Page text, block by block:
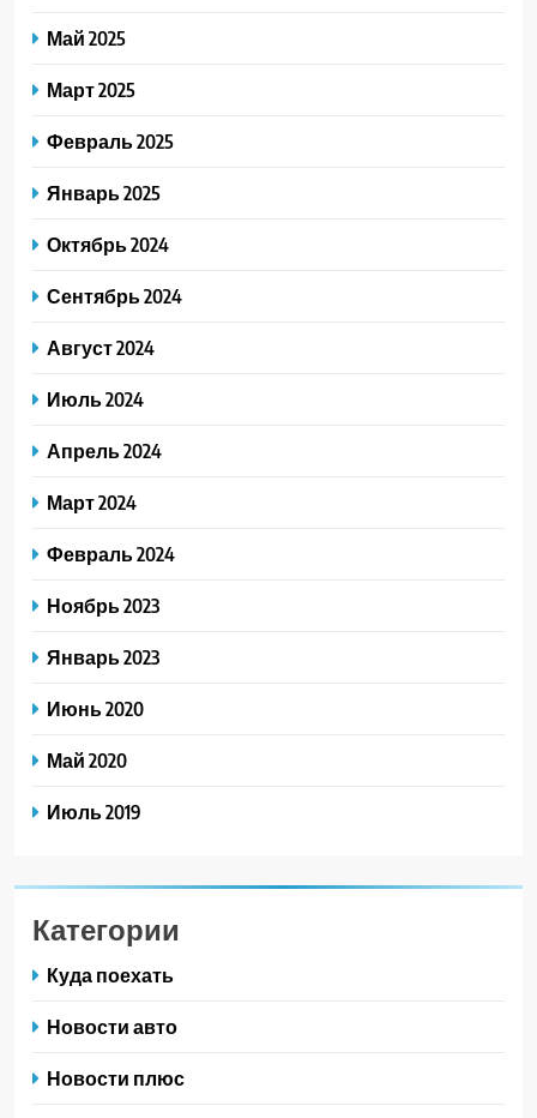
Май 2025
Март 2025
Февраль 2025
Январь 2025
Октябрь 2024
Сентябрь 2024
Август 2024
Июль 2024
Апрель 2024
Март 2024
Февраль 2024
Ноябрь 2023
Январь 2023
Июнь 2020
Май 2020
Июль 2019
Категории
Куда поехать
Новости авто
Новости плюс